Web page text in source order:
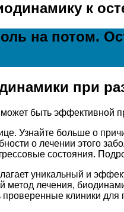
к
на потом.
при
быть эффективной
Узнайте больше о
о лечении этого
состояния.
уникальный и
метод лечения,
клиники для